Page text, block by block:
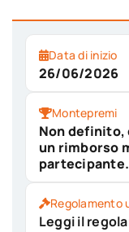
Data di inizio
26/06/2026
Montepremi
Non definito,
un rimborso
partecipante.
Regolamento
Leggi il